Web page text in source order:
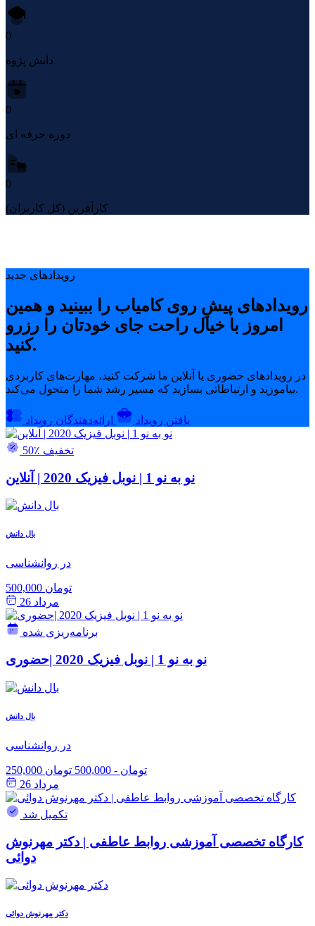
0
دانش پژوه
0
دوره حرفه ای
0
کارآفرین (کل کاربران)
رویدادهای جدید
رویدادهای پیشِ روی کامیاب را ببینید و همین
امروز با خیال راحت جای خودتان را رزرو
کنید.
در رویدادهای حضوری یا آنلاین ما شرکت کنید، مهارت‌های کاربردی
بیاموزید و ارتباطاتی بسازید که مسیر رشد شما را متحول می‌کند.
یافتن رویداد ارائه‌دهندگان رویداد
50٪ تخفیف
نو به نو 1 | نوبل فیزیک 2020 | آنلاین
بال دانش
در روانشناسی
500,000 تومان
مرداد 26
برنامه‌ریزی شده
نو به نو 1 | نوبل فیزیک 2020 |حضوری
بال دانش
در روانشناسی
250,000 تومان - 500,000 تومان
مرداد 26
تکمیل شد
کارگاه تخصصی آموزشی روابط عاطفی | دکتر مهرنوش
دوائی
دکتر مهرنوش دوائی